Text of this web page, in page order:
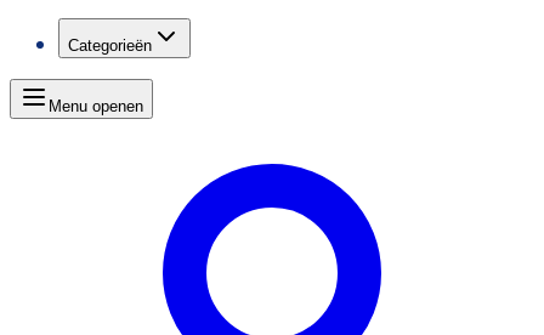
Categorieën
Menu openen